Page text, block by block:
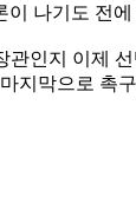
나기도 전
인지 이제
지막으로 촉